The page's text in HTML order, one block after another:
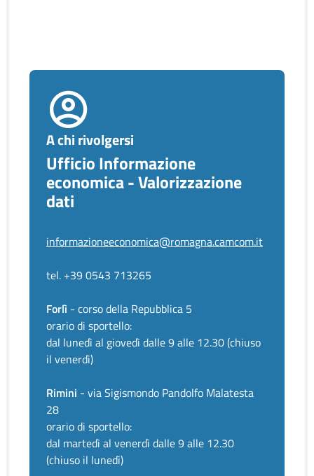
A chi rivolgersi
Ufficio Informazione
economica - Valorizzazione
dati
informazioneeconomica@romagna.camcom.it
tel. +39 0543 713265
Forlì - corso della Repubblica 5
orario di sportello:
dal lunedì al giovedì dalle 9 alle 12.30 (chiuso
il venerdì)
Rimini - via Sigismondo Pandolfo Malatesta
28
orario di sportello:
dal martedì al venerdì dalle 9 alle 12.30
(chiuso il lunedì)